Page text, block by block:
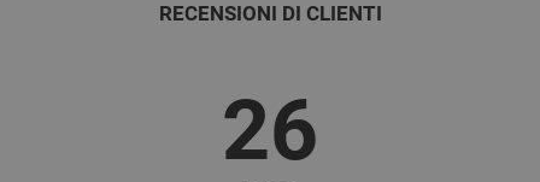
RECENSIONI DI CLIENTI
26